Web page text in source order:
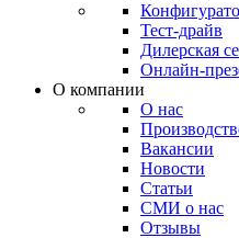
Тест-драйв
Дилерская
Онлайн-
О компании
О нас
Вакансии
Новости
Статьи
СМИ о нас
Отзывы